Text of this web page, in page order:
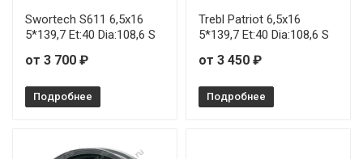
Swortech S611 6,5x16
5*139,7 Et:40 Dia:108,6 S
от 3 700 ₽
Подробнее
Trebl Patriot 6,5x16
5*139,7 Et:40 Dia:108,6 S
от 3 450 ₽
Подробнее